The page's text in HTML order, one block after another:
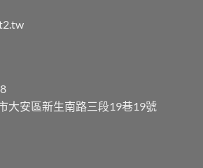
大安區新生南路三段19巷19號